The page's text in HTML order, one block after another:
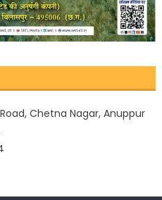
Chetna Nagar, Anuppur